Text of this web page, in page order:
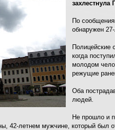
захлестнула
По
обнаружен
Полицейские
когда
молодом
режущие
Оба
людей.
Не прошло и
42-летнем мужчине, который был